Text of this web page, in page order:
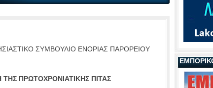
ΣΥΜΒΟΥΛΙΟ ΕΝΟΡΙΑΣ ΠΑΡΟΡΕΙΟΥ
ΠΡΩΤΟΧΡΟΝΙΑΤΙΚΗΣ ΠΙΤΑΣ